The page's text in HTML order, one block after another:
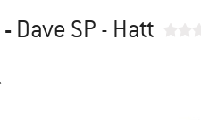
- Dave SP - Hatt